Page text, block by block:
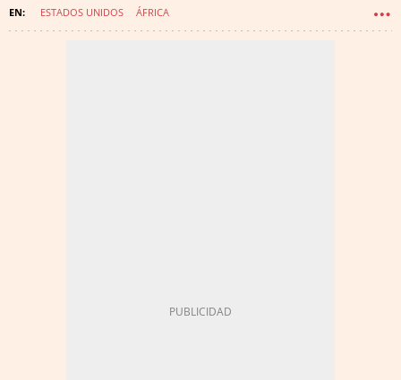
ESTADOS UNIDOS ÁFRICA